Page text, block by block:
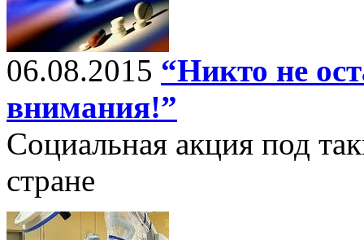
06.08.2015 “Никто не
внимания!”
Социальная акция под
стране